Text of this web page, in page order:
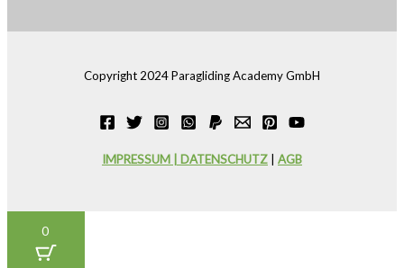
Copyright 2024 Paragliding Academy GmbH
IMPRESSUM | DATENSCHUTZ | AGB
0